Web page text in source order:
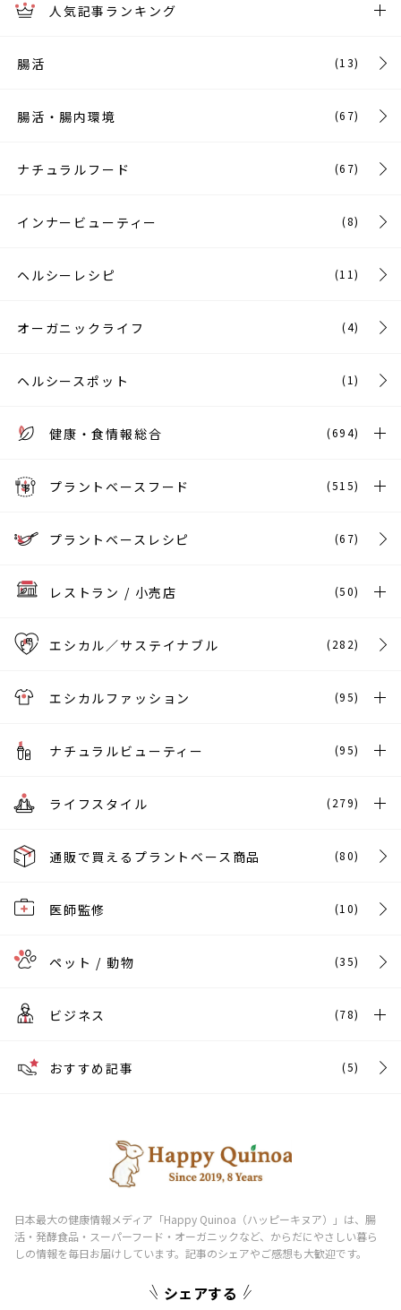
人気記事ランキング
腸活 (13)
腸活・腸内環境 (67)
ナチュラルフード (67)
インナービューティー (8)
ヘルシーレシピ (11)
オーガニックライフ (4)
ヘルシースポット (1)
健康・食情報総合 (694)
プラントベースフード (515)
プラントベースレシピ (67)
レストラン / 小売店 (50)
エシカル／サステイナブル (282)
エシカルファッション (95)
ナチュラルビューティー (95)
ライフスタイル (279)
通販で買えるプラントベース商品 (80)
医師監修 (10)
ペット / 動物 (35)
ビジネス (78)
おすすめ記事 (5)
シェアする